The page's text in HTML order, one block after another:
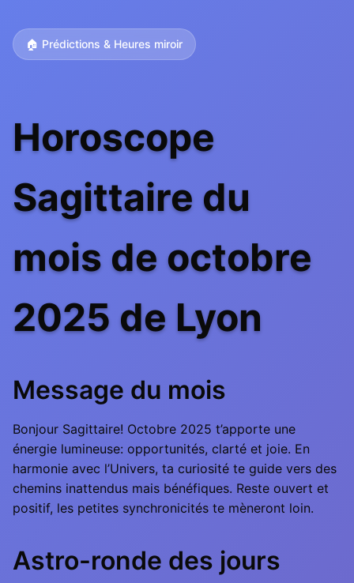
🏠 Prédictions & Heures miroir
Horoscope
Sagittaire du
mois de octobre
2025 de Lyon
Message du mois
Bonjour Sagittaire! Octobre 2025 t’apporte une
énergie lumineuse: opportunités, clarté et joie. En
harmonie avec l’Univers, ta curiosité te guide vers des
chemins inattendus mais bénéfiques. Reste ouvert et
positif, les petites synchronicités te mèneront loin.
Astro-ronde des jours